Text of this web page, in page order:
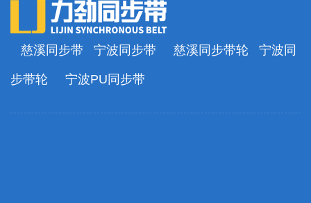
慈溪同步带 宁波同步带 慈溪同步带轮 宁波同
步带轮 宁波PU同步带